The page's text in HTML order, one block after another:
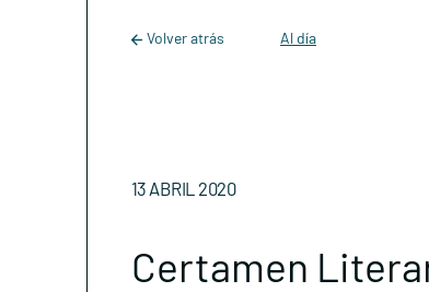
Main Navigation
Volver atrás Al día
13 ABRIL 2020
Certamen